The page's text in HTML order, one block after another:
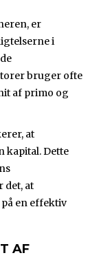
er
i
bruger ofte
af primo og
at
kapital. Dette
det, at
en effektiv
AF